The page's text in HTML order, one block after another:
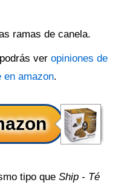
ramas de canela.
ver opiniones de
en amazon.
tipo que Ship - Té